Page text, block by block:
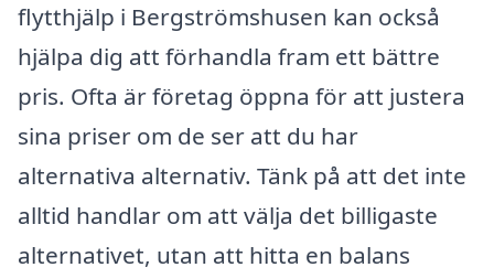
flytthjälp i Bergströmshusen kan också
hjälpa dig att förhandla fram ett bättre
pris. Ofta är företag öppna för att justera
sina priser om de ser att du har
alternativa alternativ. Tänk på att det inte
alltid handlar om att välja det billigaste
alternativet, utan att hitta en balans